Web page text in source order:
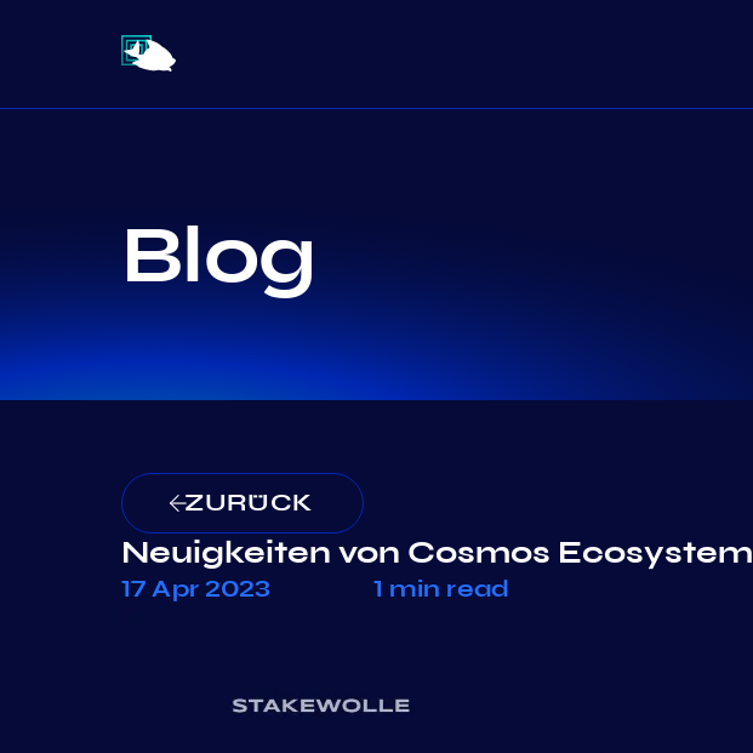
Blog
ZURÜCK
Neuigkeiten von Cosmos Ecosystem
17 Apr 2023 1 min read